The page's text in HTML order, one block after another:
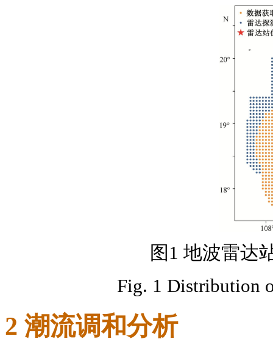
图1 地波雷达
Fig. 1 Distribution
2 潮流调和分析